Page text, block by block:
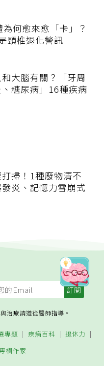
何愈來愈「卡」？
頸椎退化警訊
大腦有關？「牙周
糖尿病」16種疾病
掃！1種廢物清不
炎、記憶力雪崩式
治療請遵從醫師指導。
專題 疾病百科
退休力
欄作家